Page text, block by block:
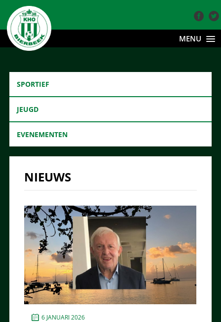
MENU
SPORTIEF
JEUGD
EVENEMENTEN
NIEUWS
6 JANUARI 2026